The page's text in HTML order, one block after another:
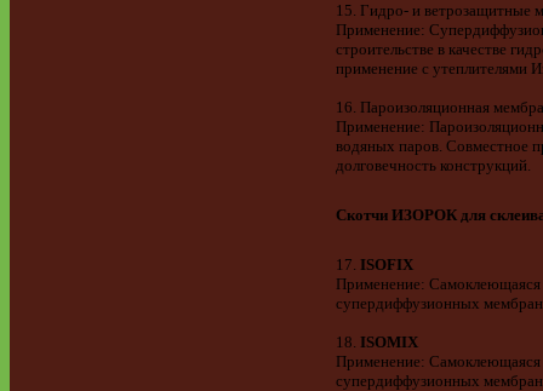
15. Гидро- и ветрозащитные
Применение:
строительстве в качестве
применение с утеплителями
16. Пароизоляционная
Применение:
водяных паров. Совместное
долговечность конструкций.
Скотчи ИЗОРОК для
17. ISOFIX
Применение: Самоклеющаяся
супердиффузионных
18. ISOMIX
Применение: Самоклеющаяся
супердиффузионных